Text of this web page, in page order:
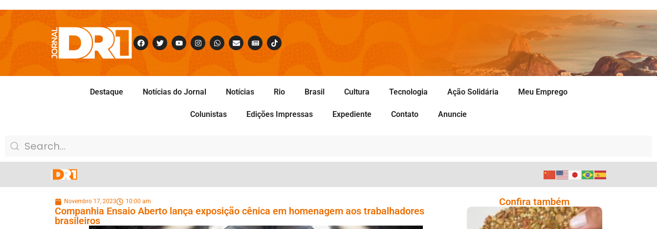
Destaque Notícias do Jornal Notícias Rio Brasil Cultura Tecnologia Ação Solidária Meu Emprego
Colunistas Edições Impressas Expediente Contato Anuncie
Novembro 17, 2023 10:00 am
Companhia Ensaio Aberto lança exposição cênica em homenagem aos trabalhadores
brasileiros
Confira também